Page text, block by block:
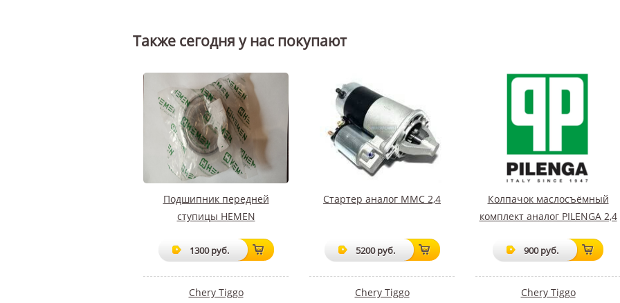
Также сегодня у нас покупают
Подшипник передней
ступицы HEMEN
1300 руб.
Chery Tiggo
Стартер аналог ММС 2,4
5200 руб.
Chery Tiggo
Колпачок маслосъёмный
комплект аналог PILENGA 2,4
900 руб.
Chery Tiggo